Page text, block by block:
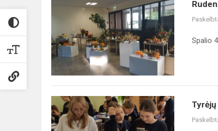
gėrybių
puokščių
paroda
2023
Spalio
Tyrėjų
naktis
2023